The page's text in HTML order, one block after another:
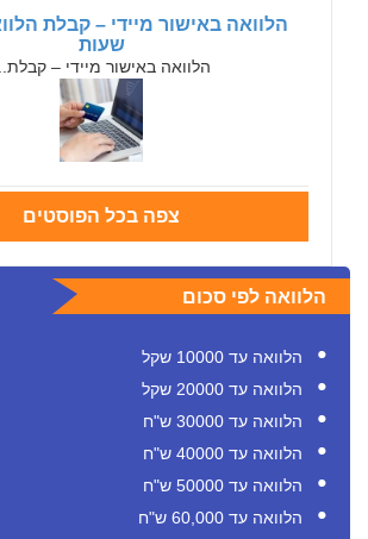
שעות
הלוואה באישור מיידי – קבלת...
צפה בכל הפוסטים
הלוואה לפי סכום
הלוואה עד 10000 שקל
הלוואה עד 20000 שקל
הלוואה עד 30000 ש"ח
הלוואה עד 40000 ש"ח
הלוואה עד 50000 ש"ח
הלוואה עד 60,000 ש"ח